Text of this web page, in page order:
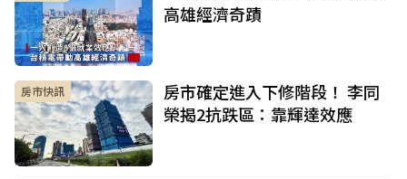
高雄經濟奇蹟
房市快訊
房市確定進入下修階段！ 李同
榮揭2抗跌區：靠輝達效應